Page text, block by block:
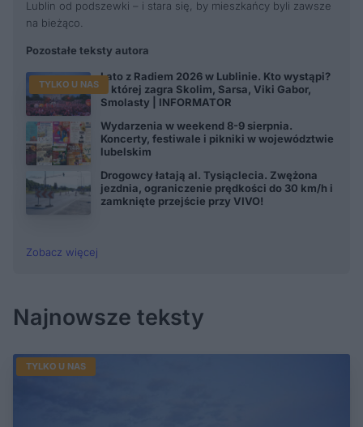
Lublin od podszewki – i stara się, by mieszkańcy byli zawsze
na bieżąco.
Pozostałe teksty autora
TYLKO U NAS
Lato z Radiem 2026 w Lublinie. Kto wystąpi?
O której zagra Skolim, Sarsa, Viki Gabor,
Smolasty | INFORMATOR
Wydarzenia w weekend 8-9 sierpnia.
Koncerty, festiwale i pikniki w województwie
lubelskim
Drogowcy łatają al. Tysiąclecia. Zwężona
jezdnia, ograniczenie prędkości do 30 km/h i
zamknięte przejście przy VIVO!
Zobacz więcej
Najnowsze teksty
TYLKO U NAS